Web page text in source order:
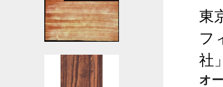
東
フ
社
オ